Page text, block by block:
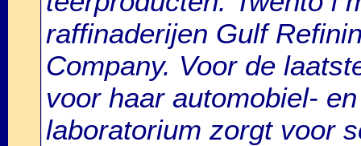
raffinaderijen Gulf
Company. Voor de
voor haar automobiel-
laboratorium zorgt voor